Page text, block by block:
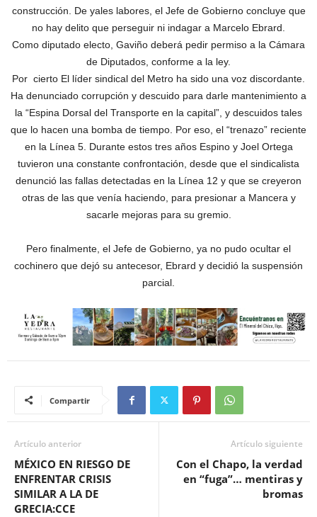
construcción. De yales labores, el Jefe de Gobierno concluye que
no hay delito que perseguir ni indagar a Marcelo Ebrard.
Como diputado electo, Gaviño deberá pedir permiso a la Cámara
de Diputados, conforme a la ley.
Por cierto El líder sindical del Metro ha sido una voz discordante.
Ha denunciado corrupción y descuido para darle mantenimiento a
la “Espina Dorsal del Transporte en la capital”, y descuidos tales
que lo hacen una bomba de tiempo. Por eso, el “trenazo” reciente
en la Línea 5. Durante estos tres años Espino y Joel Ortega
tuvieron una constante confrontación, desde que el sindicalista
denunció las fallas detectadas en la Línea 12 y que se creyeron
otras de las que venía haciendo, para presionar a Mancera y
sacarle mejoras para su gremio.
Pero finalmente, el Jefe de Gobierno, ya no pudo ocultar el
cochinero que dejó su antecesor, Ebrard y decidió la suspensión
parcial.
Compartir
Artículo anterior
MÉXICO EN RIESGO DE
ENFRENTAR CRISIS
SIMILAR A LA DE
GRECIA:CCE
Artículo siguiente
Con el Chapo, la verdad
en “fuga”… mentiras y
bromas